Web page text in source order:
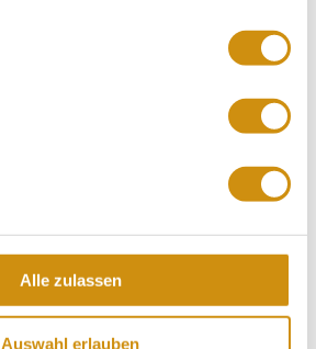
Alle zulassen
Auswahl erlauben
Sea level:m